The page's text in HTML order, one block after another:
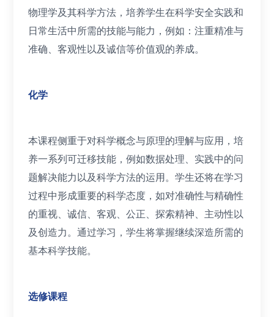
物理学及其科学方法，培养学生在科学安全实践和
日常生活中所需的技能与能力，例如：注重精准与
准确、客观性以及诚信等价值观的养成。
化学
本课程侧重于对科学概念与原理的理解与应用，培
养一系列可迁移技能，例如数据处理、实践中的问
题解决能力以及科学方法的运用。学生还将在学习
过程中形成重要的科学态度，如对准确性与精确性
的重视、诚信、客观、公正、探索精神、主动性以
及创造力。通过学习，学生将掌握继续深造所需的
基本科学技能。
选修课程